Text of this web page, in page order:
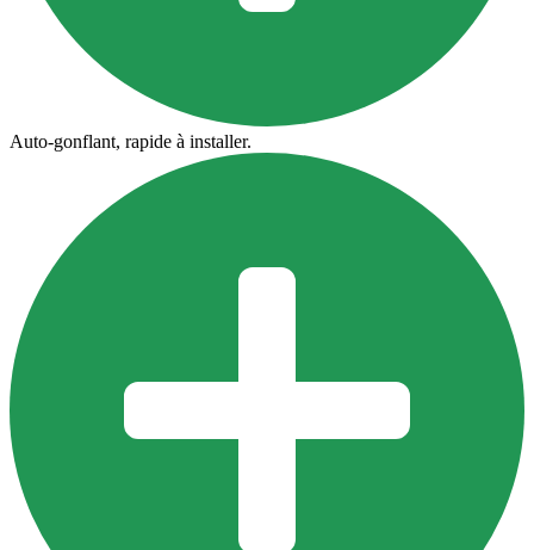
Auto-gonflant, rapide à installer.